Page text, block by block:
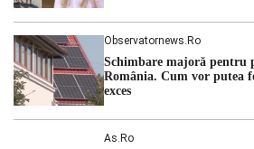
Observatornews.ro
Schimbare majoră pentru
România. Cum vor putea
exces
As.ro